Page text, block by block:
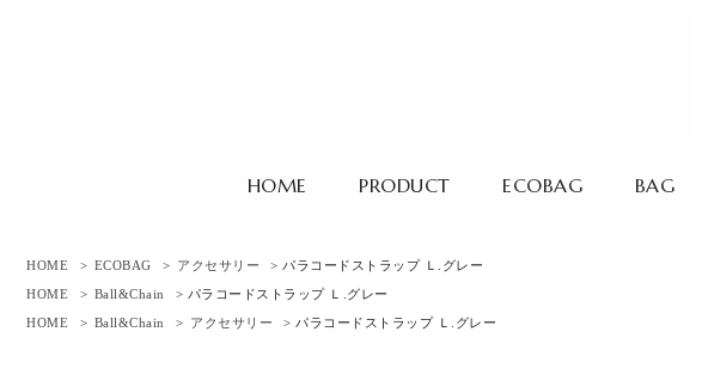
HOME PRODUCT ECOBAG BAG
HOME > ECOBAG > アクセサリー
> パラコードストラップ Ｌ.グレー
HOME
> Ball&Chain
> パラコードストラップ Ｌ.グレー
HOME
> Ball&Chain > アクセサリー > パラコードストラップ Ｌ.グレー